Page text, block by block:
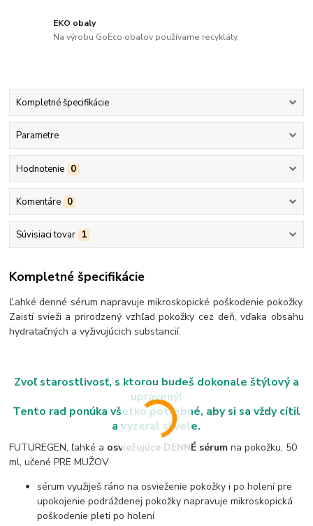
EKO obaly
Na výrobu GoEco obalov používame recykláty.
Kompletné špecifikácie
Parametre
Hodnotenie 0
Komentáre 0
Súvisiaci tovar 1
Kompletné špecifikácie
Ľahké denné sérum napravuje mikroskopické poškodenie pokožky.
Zaistí svieži a prirodzený vzhľad pokožky cez deň, vďaka obsahu
hydratačných a vyživujúcich substancií.
Zvoľ starostlivosť, s ktorou budeš dokonale štýlový a
upravený!
Tento rad ponúka všetko potrebné, aby si sa vždy cítil
a vyzeral skvele.
FUTUREGEN, ľahké a osviežujúce DENNÉ sérum na pokožku, 50
ml, učené PRE MUŽOV
sérum využiješ ráno na osvieženie pokožky i po holení pre
upokojenie podráždenej pokožky napravuje mikroskopická
poškodenie pleti po holení